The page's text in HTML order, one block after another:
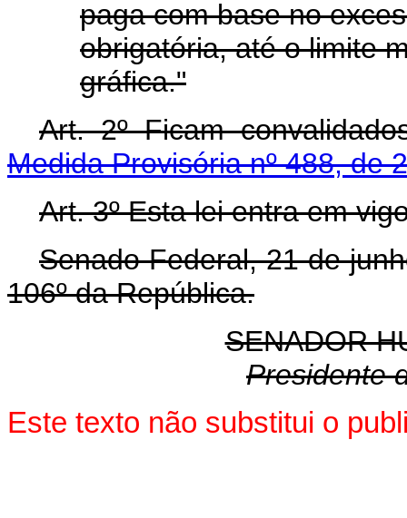
paga com base no
obrigatória, até o limite
gráfica."
Art. 2º Ficam
Medida Provisória nº 488, de
Art. 3º Esta lei entra em
Senado Federal, 21 de
106º da República.
SENADOR
Presidente
Este texto não substitui o